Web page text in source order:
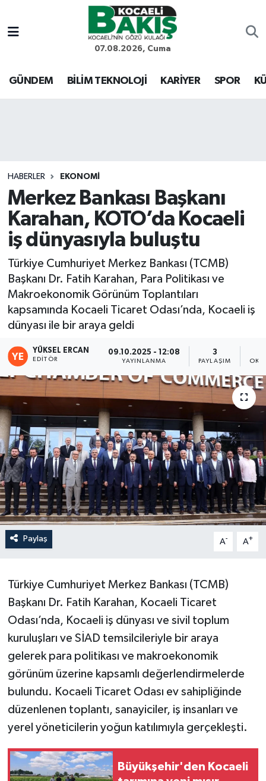
07.08.2026, Cuma
GÜNDEM BİLİM TEKNOLOJİ KARİYER SPOR
HABERLER EKONOMİ
Merkez Bankası Başkanı
Karahan, KOTO’da Kocaeli
iş dünyasıyla buluştu
Türkiye Cumhuriyet Merkez Bankası (TCMB)
Başkanı Dr. Fatih Karahan, Para Politikası ve
Makroekonomik Görünüm Toplantıları
kapsamında Kocaeli Ticaret Odası’nda, Kocaeli iş
dünyası ile bir araya geldi
YÜKSEL ERCAN
EDITÖR
09.10.2025 - 12:08
YAYINLANMA
3
PAYLAŞIM
Paylaş A- A+
Türkiye Cumhuriyet Merkez Bankası (TCMB)
Başkanı Dr. Fatih Karahan, Kocaeli Ticaret
Odası’nda, Kocaeli iş dünyası ve sivil toplum
kuruluşları ve SİAD temsilcileriyle bir araya
gelerek para politikası ve makroekonomik
görünüm üzerine kapsamlı değerlendirmelerde
bulundu. Kocaeli Ticaret Odası ev sahipliğinde
düzenlenen toplantı, sanayiciler, iş insanları ve
yerel yöneticilerin yoğun katılımıyla gerçekleşti.
Büyükşehir'den Kocaeli
Kocaeli Nöbetçi Eczaneler
Kocaeli Hava Durumu
Son Dakika Haberleri
Haber Arşivi